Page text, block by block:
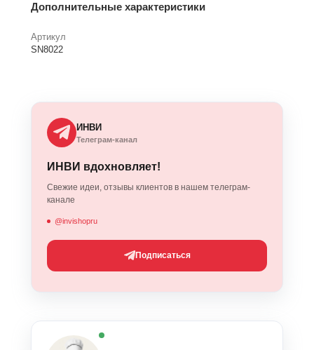
Дополнительные характеристики
Артикул
SN8022
ИНВИ
Телеграм-канал
ИНВИ вдохновляет!
Свежие идеи, отзывы клиентов в нашем телеграм-
канале
@invishopru
Подписаться